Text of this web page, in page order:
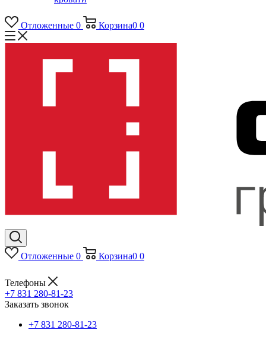
Отложенные 0 Корзина0 0
Отложенные 0 Корзина0 0
Телефоны
+7 831 280-81-23
Заказать звонок
+7 831 280-81-23